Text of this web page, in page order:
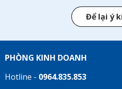
Để lại ý
PHÒNG KINH DOANH
Hotline - 0964.835.853